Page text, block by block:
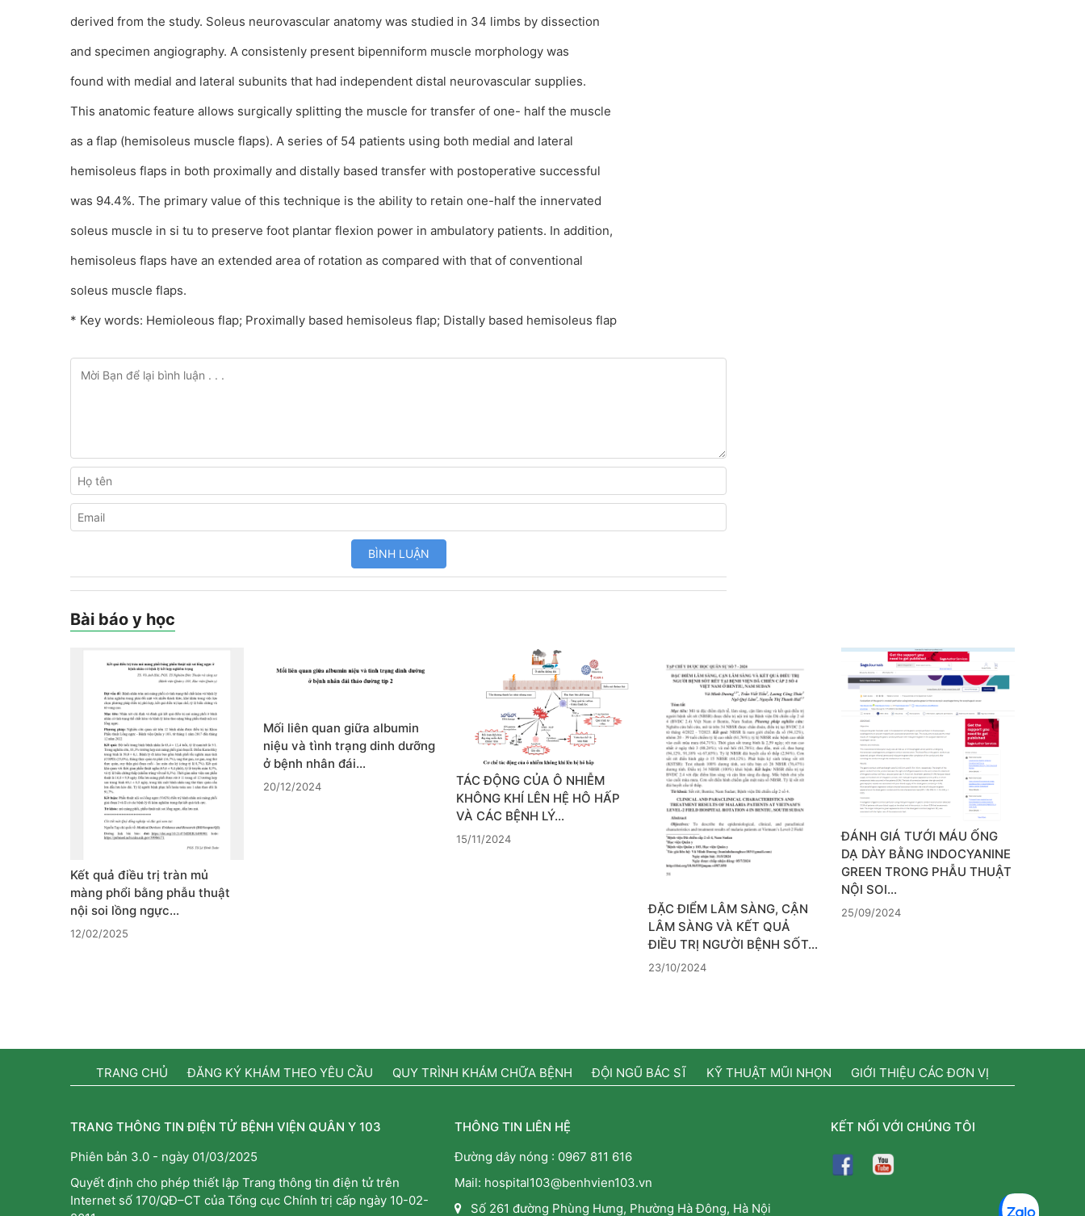
derived from the study. Soleus neurovascular anatomy was studied in 34 limbs by dissection
and specimen angiography. A consistenly present bipenniform muscle morphology was
found with medial and lateral subunits that had independent distal neurovascular supplies.
This anatomic feature allows surgically splitting the muscle for transfer of one- half the muscle
as a flap (hemisoleus muscle flaps). A series of 54 patients using both medial and lateral
hemisoleus flaps in both proximally and distally based transfer with postoperative successful
was 94.4%. The primary value of this technique is the ability to retain one-half the innervated
soleus muscle in si tu to preserve foot plantar flexion power in ambulatory patients. In addition,
hemisoleus flaps have an extended area of rotation as compared with that of conventional
soleus muscle flaps.
* Key words: Hemioleous flap; Proximally based hemisoleus flap; Distally based hemisoleus flap
Bài báo y học
Kết quả điều trị tràn mủ
màng phổi bằng phẫu thuật
nội soi lồng ngực…
12/02/2025
Mối liên quan giữa albumin
niệu và tình trạng dinh dưỡng
ở bệnh nhân đái…
20/12/2024
TÁC ĐỘNG CỦA Ô NHIỄM
KHÔNG KHÍ LÊN HỆ HÔ HẤP
VÀ CÁC BỆNH LÝ…
15/11/2024
ĐẶC ĐIỂM LÂM SÀNG, CẬN
LÂM SÀNG VÀ KẾT QUẢ
ĐIỀU TRỊ NGƯỜI BỆNH SỐT…
23/10/2024
ĐÁNH GIÁ TƯỚI MÁU ỐNG
DẠ DÀY BẰNG INDOCYANINE
GREEN TRONG PHẪU THUẬT
NỘI SOI…
25/09/2024
TRANG CHỦ ĐĂNG KÝ KHÁM THEO YÊU CẦU QUY TRÌNH KHÁM CHỮA BỆNH ĐỘI NGŨ BÁC SĨ KỸ THUẬT MŨI NHỌN GIỚI THIỆU CÁC ĐƠN VỊ
TRANG THÔNG TIN ĐIỆN TỬ BỆNH VIỆN QUÂN Y 103
Phiên bản 3.0 - ngày 01/03/2025
Quyết định cho phép thiết lập Trang thông tin điện tử trên
Internet số 170/QĐ–CT của Tổng cục Chính trị cấp ngày 10-02-
THÔNG TIN LIÊN HỆ
Đường dây nóng : 0967 811 616
Mail: hospital103@benhvien103.vn
Số 261 đường Phùng Hưng, Phường Hà Đông, Hà Nội
KẾT NỐI VỚI CHÚNG TÔI